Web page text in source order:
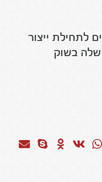
לתחילת ייצור
שלה בשוק